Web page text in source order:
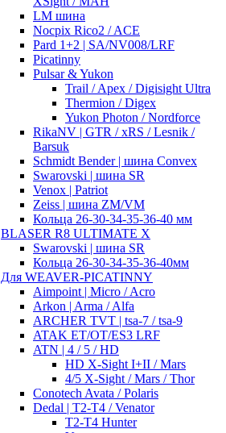
LM шина
Nocpix Rico2 / ACE
Pard 1+2 | SA/NV008/LRF
Picatinny
Pulsar & Yukon
Trail / Apex / Digisight Ultra
Thermion / Digex
Yukon Photon / Nordforce
RikaNV | GTR / xRS / Lesnik /
Barsuk
Schmidt Bender | шина Convex
Swarovski | шина SR
Venox | Patriot
Zeiss | шина ZM/VM
Кольца 26-30-34-35-36-40 мм
BLASER R8 ULTIMATE X
Swarovski | шина SR
Кольца 26-30-34-35-36-40мм
Для WEAVER-PICATINNY
Aimpoint | Micro / Acro
Arkon | Arma / Alfa
ARCHER TVT | tsa-7 / tsa-9
ATAK ET/OT/ES3 LRF
ATN | 4 / 5 / HD
HD X-Sight I+II / Mars
4/5 X-Sight / Mars / Thor
Conotech Avata / Polaris
Dedal | T2-T4 / Venator
T2-T4 Hunter